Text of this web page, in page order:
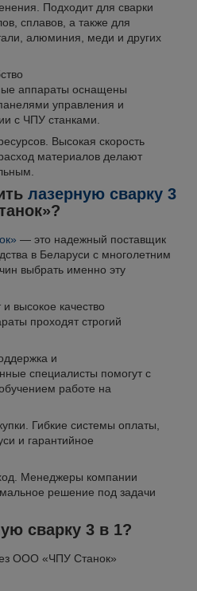
Подходит для сварки
сплавов, а также для
алюминия, меди и других
аппараты оснащены
управления и
с ЧПУ станками.
Высокая скорость
материалов делают
лазерную сварку 3
— это надежный поставщик
в Беларуси с многолетним
выбрать именно эту
высокое качество
проходят строгий
и
специалисты помогут с
работе на
Гибкие системы оплаты,
и гарантийное
Менеджеры компании
решение под задачи
сварку 3 в 1?
ООО «ЧПУ Станок»